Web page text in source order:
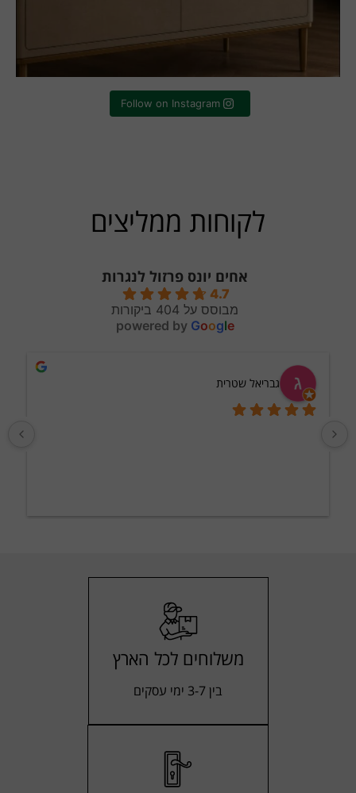
Follow on Instagram
לקוחות ממליצים
אחים יונס פרזול לנגרות
4.7
מבוסס על 404 ביקורות
powered by Google
גבריאל שטרית
משלוחים לכל הארץ
בין 3-7 ימי עסקים